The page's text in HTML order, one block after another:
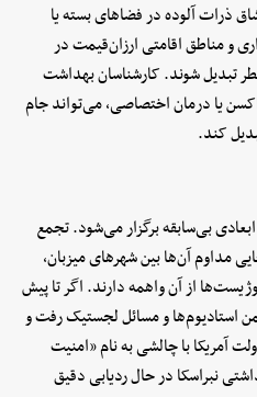
ذرات آلوده در فضاهای بسته یا
و مناطق اقامتی ارزان‌قیمت در
تبدیل شوند. کارشناسان بهداشت
یا درمان اختصاصی، می‌تواند جام
با حضور ۴۸ تیم و در ابعادی بی‌سابقه برگزار می‌شود. تجمع
مداوم آن‌ها بین شهرهای میزبان،
از آن واهمه دارند. اگر تا پیش
استادیوم‌ها و مسائل لجستیک رفت و
آمریکا با چالشی به نام «امنیت
نبراسکا در حال ردیابی دقیق